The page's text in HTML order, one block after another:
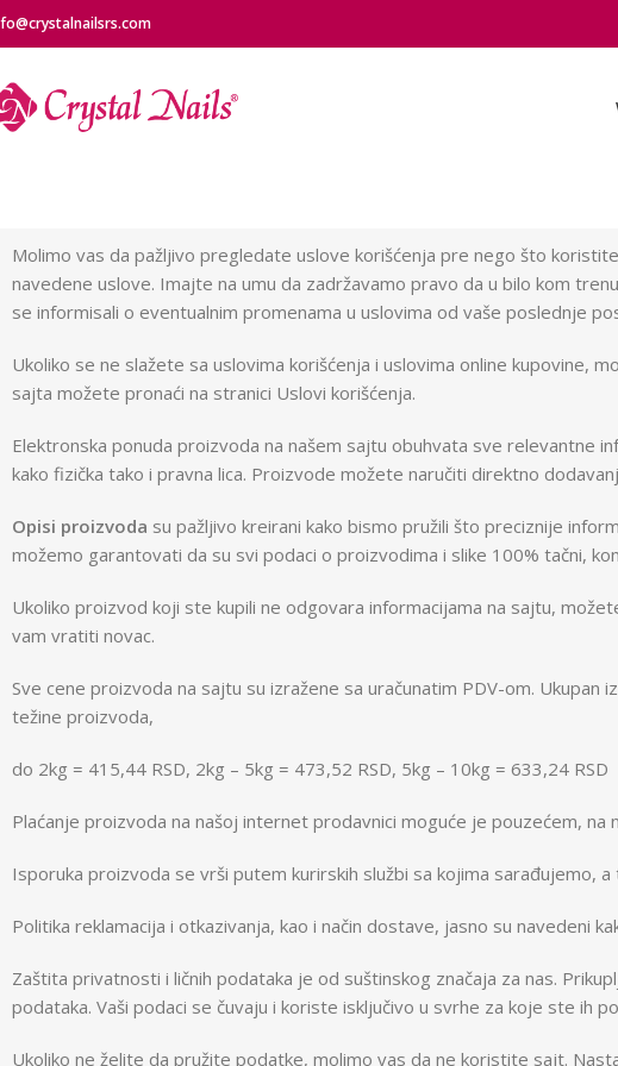
Molimo vas da pažljivo pregledate uslove korišćenja pre nego što
navedene uslove. Imajte na umu da zadržavamo pravo da u bilo kom
se informisali o eventualnim promenama u uslovima od vaše poslednje
Ukoliko se ne slažete sa uslovima korišćenja i uslovima online
sajta možete pronaći na stranici Uslovi korišćenja.
Elektronska ponuda proizvoda na našem sajtu obuhvata sve relevantne
kako fizička tako i pravna lica. Proizvode možete naručiti direktno
Opisi proizvoda su pažljivo kreirani kako bismo pružili što preciznije
možemo garantovati da su svi podaci o proizvodima i slike 100% tačni,
Ukoliko proizvod koji ste kupili ne odgovara informacijama na sajtu,
vam vratiti novac.
Sve cene proizvoda na sajtu su izražene sa uračunatim PDV-om.
težine proizvoda,
do 2kg = 415,44 RSD, 2kg – 5kg = 473,52 RSD, 5kg – 10kg = 633,24 RSD
Plaćanje proizvoda na našoj internet prodavnici moguće je pouzećem,
Isporuka proizvoda se vrši putem kurirskih službi sa kojima sarađujemo,
Politika reklamacija i otkazivanja, kao i način dostave, jasno su navedeni
Zaštita privatnosti i ličnih podataka je od suštinskog značaja za nas.
podataka. Vaši podaci se čuvaju i koriste isključivo u svrhe za koje ste ih
Ukoliko ne želite da pružite podatke, molimo vas da ne koristite sajt.